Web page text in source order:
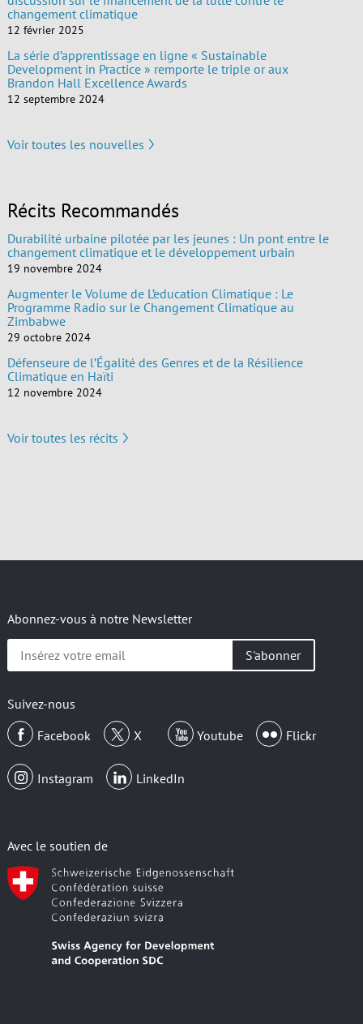
changement climatique
12 février 2025
La série d’apprentissage en ligne « Sustainable
Development in Practice » remporte le triple or aux
Brandon Hall Excellence Awards
12 septembre 2024
Voir toutes les nouvelles
Récits Recommandés
Durabilité urbaine pilotée par les jeunes : Un pont entre le
changement climatique et le développement urbain
19 novembre 2024
Augmenter le Volume de L’education Climatique : Le
Programme Radio sur le Changement Climatique au
Zimbabwe
29 octobre 2024
Défenseure de l’Égalité des Genres et de la Résilience
Climatique en Haïti
12 novembre 2024
Voir toutes les récits
Abonnez-vous à notre Newsletter
Insérez
votre
Suivez-nous
Facebook
X Youtube Flickr
Instagram LinkedIn
Avec le soutien de